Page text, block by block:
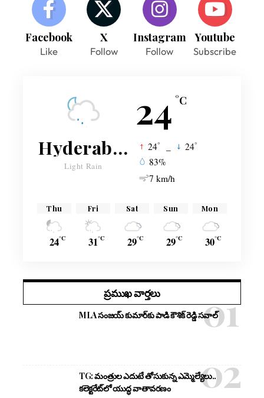
Facebook
Like
X
Follow
Instagram
Follow
Youtube
Subscribe
24 °C
Hyderabad
Light Rain
24° 24°
83%
7 km/h
Thu
24°C
Fri
31°C
Sat
29°C
Sun
29°C
Mon
30°C
ప్రముఖ వార్తలు
MLA సంజయ్ కుమార్‌కు పాడి కౌశిక్ రెడ్డి సవాల్
TG: మంత్రుల ఎదుటే తోసుకున్న ఎమ్మెల్యేలు..
కలెక్టరేట్‌లో యుద్ధ వాతావరణం